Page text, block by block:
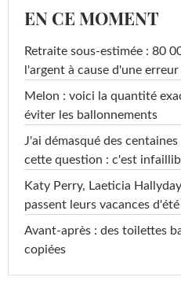
EN CE MOMENT
Retraite sous-estimée : 80
l'argent à cause d'une
Melon : voici la quantité
éviter les ballonnements
J'ai démasqué des
cette question : c'est
Katy Perry, Laeticia
passent leurs vacances d'été
Avant-après : des toilettes
copiées